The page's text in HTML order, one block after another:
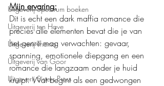
Uitgeverij Spectrum boeken
Uitgeverij ten Have
Uitgeverij Thema
Uitgeverij van Goor
Uitgeverij Sisters Press
Mijn ervaring:
Dit is echt een dark maffia romance die
precies alle elementen bevat die je van
het genre mag verwachten: gevaar,
spanning, emotionele diepgang en een
romance die langzaam onder je huid
kruipt. Wat begint als een gedwongen